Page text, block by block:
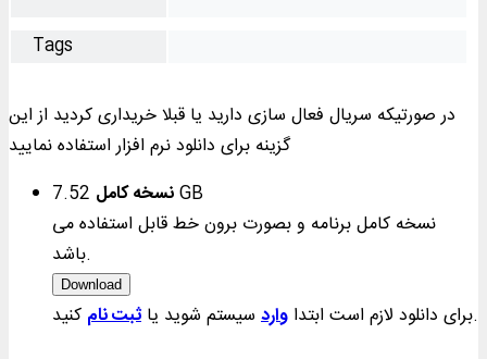
Tags
در صورتیکه سریال فعال سازی دارید یا قبلا خریداری کردید از این
گزینه برای دانلود نرم افزار استفاده نمایید
نسخه کامل7.52 GB
نسخه کامل برنامه و بصورت برون خط قابل استفاده می
باشد.
Download
برای دانلود لازم است ابتدا وارد سیستم شوید یا ثبت نام
کنید.